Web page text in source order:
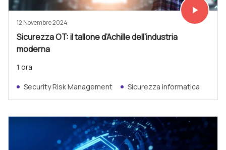
Vedi subito
play_arrow
12 Novembre 2024
Sicurezza OT: il tallone d’Achille dell’industria
moderna
1 ora
Security Risk Management Sicurezza informatica